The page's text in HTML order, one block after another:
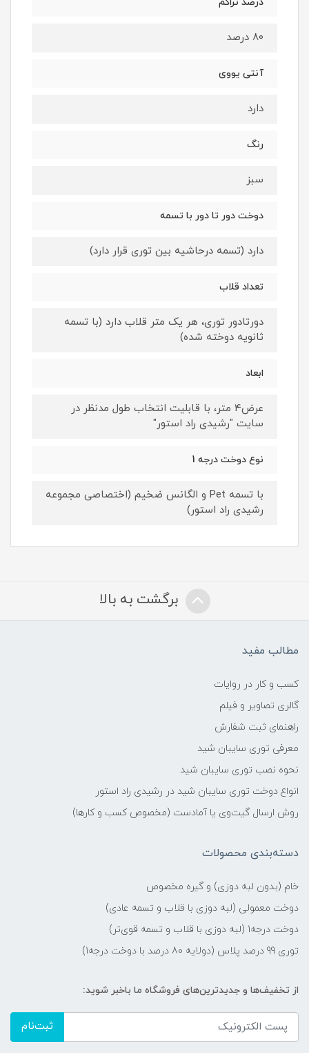
80 درصد
آنتی یووی
دارد
رنگ
سبز
دوخت دور تا دور با تسمه
دارد (تسمه درحاشیه بین توری قرار دارد)
تعداد قلاب
دورتادور توری، هر یک متر قلاب دارد (با تسمه
ثانویه دوخته شده)
ابعاد
عرض4 متر، با قابلیت انتخاب طول مدنظر در
سایت "رشیدی راد استور"
نوع دوخت درجه 1
با تسمه Pet و الگانس ضخیم (اختصاصی مجموعه
رشیدی راد استور)
برگشت به بالا
مطالب مفید
کسب و کار در روایات
گالری تصاویر و فیلم
راهنمای ثبت شفارش
معرفی توری سایبان شید
نحوه نصب توری سایبان شید
انواع دوخت توری سایبان شید در رشیدی راد استور
روش ارسال گیت‌وی یا آمادست (مخصوص کسب و کارها)
دسته‌بندی محصولات
خام (بدون لبه دوزی) و گیره مخصوص
دوخت معمولی (لبه دوزی با قلاب و تسمه عادی)
دوخت درجه1 (لبه دوزی با قلاب و تسمه قوی‌تر)
توری 99 درصد پلاس (دولایه 80 درصد با دوخت درجه1)
از تخفیف‌ها و جدیدترین‌های فروشگاه ما باخبر شوید:
ثبت‌نام